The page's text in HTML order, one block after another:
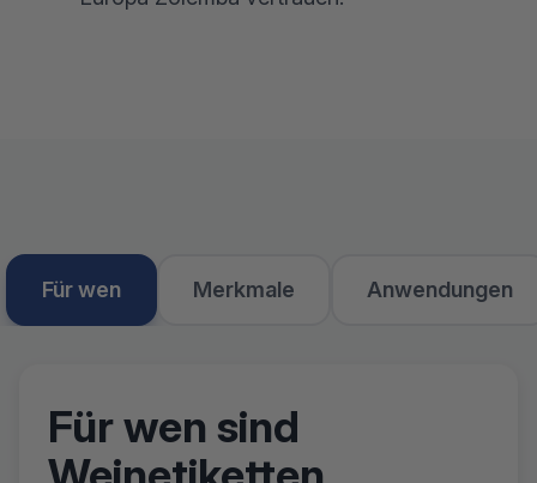
Für wen Merkmale Anwendungen
Für wen sind